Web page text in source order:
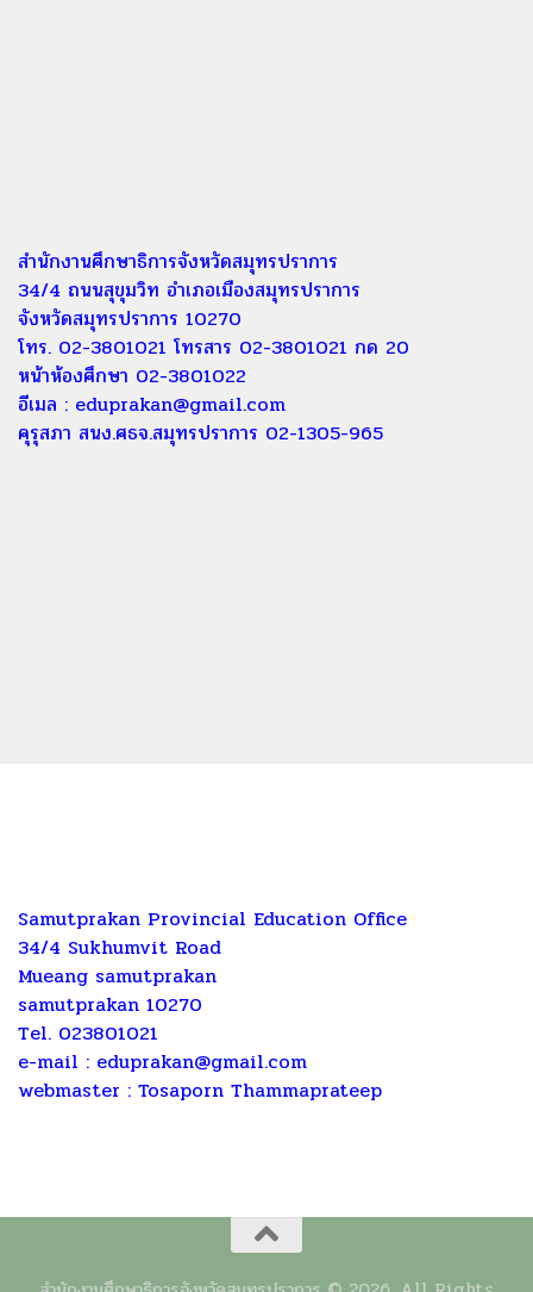
สำนักงานศึกษาธิการจังหวัดสมุทรปราการ
34/4 ถนนสุขุมวิท อำเภอเมืองสมุทรปราการ
จังหวัดสมุทรปราการ 10270
โทร. 02-3801021 โทรสาร 02-3801021 กด 20
หน้าห้องศึกษา 02-3801022
อีเมล : eduprakan@gmail.com
คุรุสภา สนง.ศธจ.สมุทรปราการ 02-1305-965
Samutprakan Provincial Education Office
34/4 Sukhumvit Road
Mueang samutprakan
samutprakan 10270
Tel. 023801021
e-mail : eduprakan@gmail.com
webmaster : Tosaporn Thammaprateep